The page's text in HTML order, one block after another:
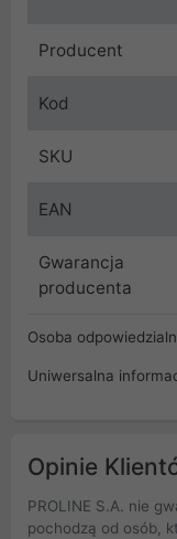
Producent
Kod
SKU
EAN
Gwarancja
producenta
Osoba
Uniwersalna
Opinie
PROLINE S.A. nie
pochodzą od osób,